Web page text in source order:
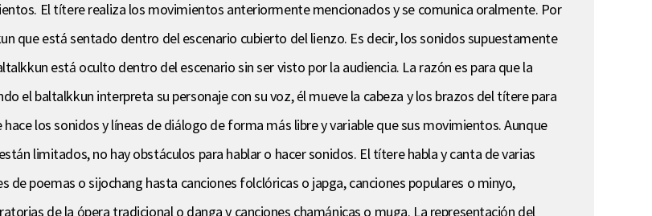
El títere realiza los movimientos anteriormente mencionados y se comunica oralmente. Por
que está sentado dentro del escenario cubierto del lienzo. Es decir, los sonidos supuestamente
está oculto dentro del escenario sin ser visto por la audiencia. La razón es para que la
el baltalkkun interpreta su personaje con su voz, él mueve la cabeza y los brazos del títere para
los sonidos y líneas de diálogo de forma más libre y variable que sus movimientos. Aunque
limitados, no hay obstáculos para hablar o hacer sonidos. El títere habla y canta de varias
de poemas o sijochang hasta canciones folclóricas o japga, canciones populares o minyo,
de la ópera tradicional o danga y canciones chamánicas o muga. La representación del